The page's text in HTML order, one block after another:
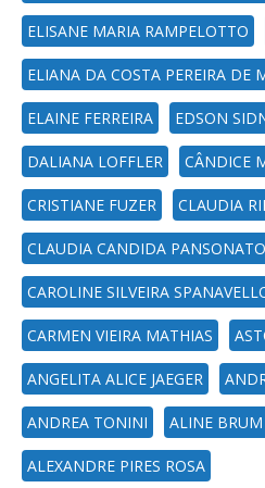
ELISANE MARIA RAMPELOTTO
ELIANA DA COSTA PEREIRA DE
ELAINE FERREIRA EDSON
DALIANA LOFFLER CÂNDICE
CRISTIANE FUZER CLAUDIA
CLAUDIA CANDIDA PANSONATO
CAROLINE SILVEIRA
CARMEN VIEIRA MATHIAS
ANGELITA ALICE JAEGER
ANDREA TONINI ALINE
ALEXANDRE PIRES ROSA